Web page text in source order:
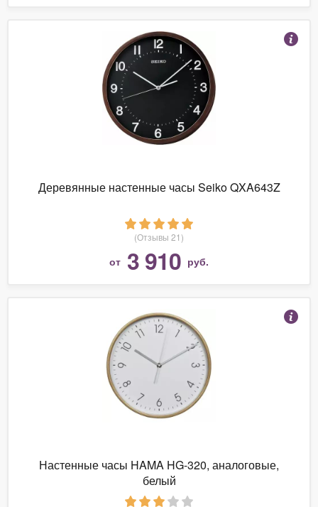
Деревянные настенные часы Seiko QXA643Z
(Отзывы 21)
от 3 910 руб.
Настенные часы HAMA HG-320, аналоговые,
белый